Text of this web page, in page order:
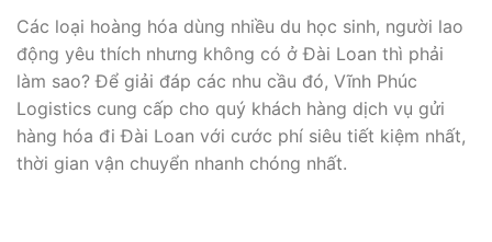
Các loại hoàng hóa dùng nhiều du học sinh, người lao
động yêu thích nhưng không có ở Đài Loan thì phải
làm sao? Để giải đáp các nhu cầu đó, Vĩnh Phúc
Logistics cung cấp cho quý khách hàng dịch vụ gửi
hàng hóa đi Đài Loan với cước phí siêu tiết kiệm nhất,
thời gian vận chuyển nhanh chóng nhất.